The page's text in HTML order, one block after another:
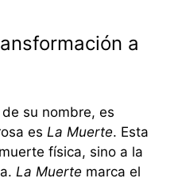
a
su nombre, es
es La Muerte. Esta
física, sino a la
La Muerte marca el